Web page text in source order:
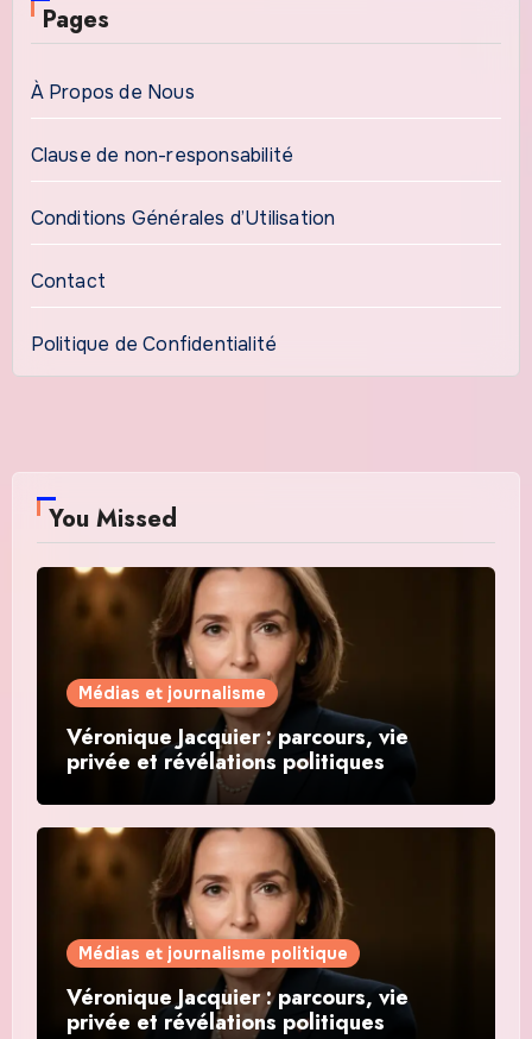
Pages
À Propos de Nous
Clause de non-responsabilité
Conditions Générales d’Utilisation
Contact
Politique de Confidentialité
You Missed
Médias et journalisme
Véronique Jacquier : parcours, vie
privée et révélations politiques
Médias et journalisme politique
Véronique Jacquier : parcours, vie
privée et révélations politiques